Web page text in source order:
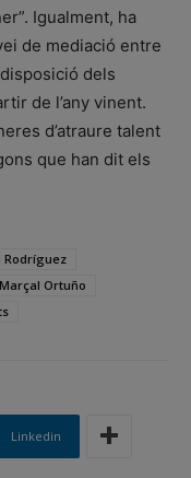
Igualment, ha
de mediació entre
dels
de l’any vinent.
d’atraure talent
que han dit els
Rodríguez
Marçal Ortuño
Linkedin